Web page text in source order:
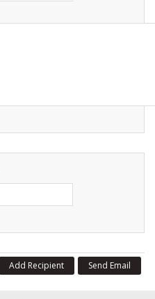
Send Email
Add Recipient